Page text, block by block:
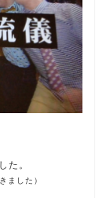
た。
ました）